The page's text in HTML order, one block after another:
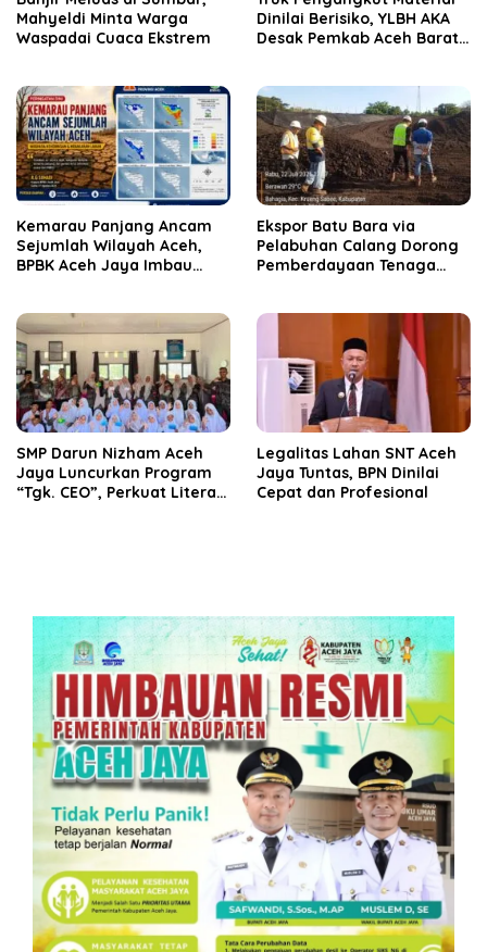
Mahyeldi Minta Warga
Waspadai Cuaca Ekstrem
Dinilai Berisiko, YLBH AKA
Desak Pemkab Aceh Barat
Kemarau Panjang Ancam
Sejumlah Wilayah Aceh,
BPBK Aceh Jaya Imbau
‎Ekspor Batu Bara via
Pelabuhan Calang Dorong
Pemberdayaan Tenaga
SMP Darun Nizham Aceh
Jaya Luncurkan Program
“Tgk. CEO”, Perkuat Literasi
Legalitas Lahan SNT Aceh
Jaya Tuntas, BPN Dinilai
Cepat dan Profesional